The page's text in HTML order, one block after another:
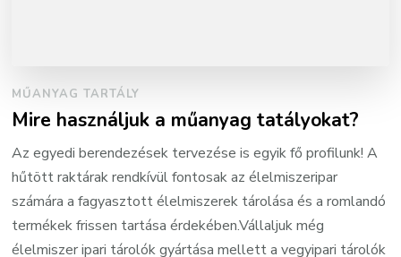
MŰANYAG TARTÁLY
Mire használjuk a műanyag tatályokat?
Az egyedi berendezések tervezése is egyik fő profilunk! A
hűtött raktárak rendkívül fontosak az élelmiszeripar
számára a fagyasztott élelmiszerek tárolása és a romlandó
termékek frissen tartása érdekében.Vállaljuk még
élelmiszer ipari tárolók gyártása mellett a vegyipari tárolók